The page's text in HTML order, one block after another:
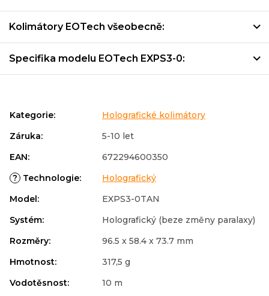
Kolimátory EOTech všeobecně:
Specifika modelu EOTech EXPS3-0:
Kategorie:
Holografické kolimátory
Záruka:
5-10 let
EAN:
672294600350
?
Technologie:
Holografický
Model :
EXPS3-0TAN
Systém:
Holografický (beze změny paralaxy)
Rozměry:
96.5 x 58.4 x 73.7 mm
Hmotnost:
317,5 g
Vodotěsnost:
10 m